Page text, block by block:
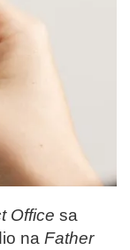
Office sa
na Father